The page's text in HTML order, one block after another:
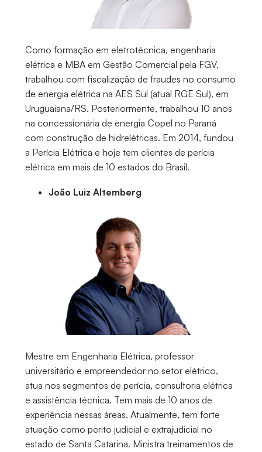
Como formação em eletrotécnica, engenharia
elétrica e MBA em Gestão Comercial pela FGV,
trabalhou com fiscalização de fraudes no consumo
de energia elétrica na AES Sul (atual RGE Sul), em
Uruguaiana/RS. Posteriormente, trabalhou 10 anos
na concessionária de energia Copel no Paraná
com construção de hidrelétricas. Em 2014, fundou
a Perícia Elétrica e hoje tem clientes de perícia
elétrica em mais de 10 estados do Brasil.
João Luiz Altemberg
Mestre em Engenharia Elétrica, professor
universitário e empreendedor no setor elétrico,
atua nos segmentos de perícia, consultoria elétrica
e assistência técnica. Tem mais de 10 anos de
experiência nessas áreas. Atualmente, tem forte
atuação como perito judicial e extrajudicial no
estado de Santa Catarina. Ministra treinamentos de